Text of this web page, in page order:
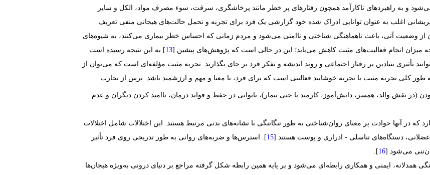
و به راهبرد‌های ناکارآمد همچون رفتارهای پر خطر مانند پرخاشگری، سرقت، سوء مصرف مواد، الکل و سایر
اغلب به عنوان توانایی ادراک شده خود گزارشی یک فرد برای تجربه و تحمل حالت‌های هیجانی منفی تعریف
از وضعیت آتی، باعث ناهماهنگی شناختی و ناامنی می‌شود و مردم زمانی که احساس خطر بیماری می‌کنند، به شیوه‌های
میزان انجام فعالیت‌های مثبت کاهش می‌یابد؛ این در حالی است که پژوهش‌های پیشین [
] به این نتیجه رسیده است
تأثیری بنیادین بر رفتار اجتماعی و روند اندیشه و تفکر فرد بر جای بگذارند. تجربه مثبت مؤلفه‌ای است که می‌توان از
کلی تجربه مثبت یا تجربه خوشایند فعالیتی است که برای فرد، با معنا و مهم و ارزشمند باشد. ترس از تجارب
(در نقش والد، همسر، دانش‌آموز، کارمند یا حتی بیمار)، ناتوانی در حفظ و فواید درمان، ناامید کردن دیگران و عدم
که در آنها حوادث پر معنای روان‌شناختی به طور تنگاتنگی با نشانه‌های بدنی مرتبط هستند. این اختلالات شامل اختلالات
دستگاه‌های تناسلی - ادراری و پوست هستند [
]. استرس‌ها و ضربه‌های روانی به طور تدریجی روی فرد تأثیر
می‌شود [
].
همدلانه، ایمنی و همکاری رابطه‌ای می‌شود و بر پایه همین رابطه شکل گرفته مراجع بر دنیای درونی به‌ویژه هیجان‌ها